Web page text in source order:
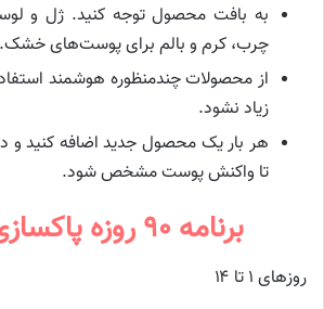
به بافت محصول توجه کنید. ژل و
چرب، کرم و بالم برای پوست‌های خشک.
از محصولات چندمنظوره هوشمند
زیاد نشود.
هر بار یک محصول جدید اضافه کنید
تا واکنش پوست مشخص شود.
برنامه ۹۰ روزه پاکسازی علمی
روزهای ۱ تا ۱۴